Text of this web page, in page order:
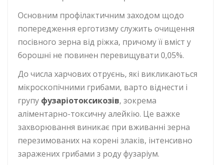
Основним профілактичним заходом щодо
попередження ерготизму служить очищення
посівного зерна від ріжка, причому її вміст у
борошні не повинен перевищувати 0,05%.
До числа харчових отруєнь, які викликаються
мікроскопічними грибами, варто віднести і
групу фузаріотоксикозів, зокрема
аліментарно-токсичну алейкію. Це важке
захворювання виникає при вживанні зерна
перезимованих на корені злаків, інтенсивно
заражених грибами з роду фузаріум.